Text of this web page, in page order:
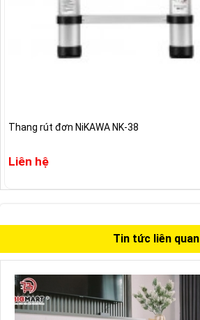
Thang rút đơn NiKAWA NK-38
Liên hệ
Tin tức liên quan